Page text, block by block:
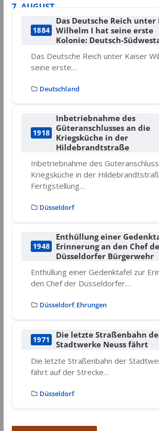
7. AUGUST
1884
Das Deutsche Reich unter
Wilhelm I hat seine erste
Kolonie: Deutsch-
Das Deutsche Reich unter Kaiser
seine erste…
Deutschland
1918
Inbetriebnahme des
Güteranschlusses an die
Kriegsküche in der
Hildebrandtstraße
Inbetriebnahme des
Kriegsküche in der
Fertigstellung…
Düsseldorf
1948
Enthüllung einer
Erinnerung an den Chef
Düsseldorfer Bürgerwehr
Enthüllung einer Gedenktafel zur
den Chef der Düsseldorfer…
Düsseldorf, Ehrungen
1971
Die letzte Straßenbahn
Stadtwerke Neuss fährt
Die letzte Straßenbahn der
fährt auf der Strecke…
Düsseldorf